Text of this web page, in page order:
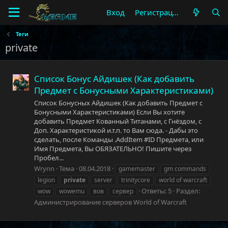
Вход Регистрация
Теги
private
Список Бонус Айдишек (Как добавить
Предмет с Бонусными Характеристиками)
Список Бонусных Айдишек (Как добавить Предмет с
Бонусными Характеристиками) Если Вы хотите
добавить Предмет Кованный Титанами, с Гнёздом, с
Доп. Характеристикой и.т.п. то Вам сюда. - Дабы это
сделать, после Команды .AddItem #ID Предмета, или
Имя Предмета, Вы ОБЯЗАТЕЛЬНО! Пишите через
Пробел...
Wrynn Тема 08.04.2018 gamemaster
gm commands
legion
private server trinitycore
world of warcraft
wow
wowemu вов сервер Ответы: 5 Раздел:
Администрирование серверов World of Warcraft